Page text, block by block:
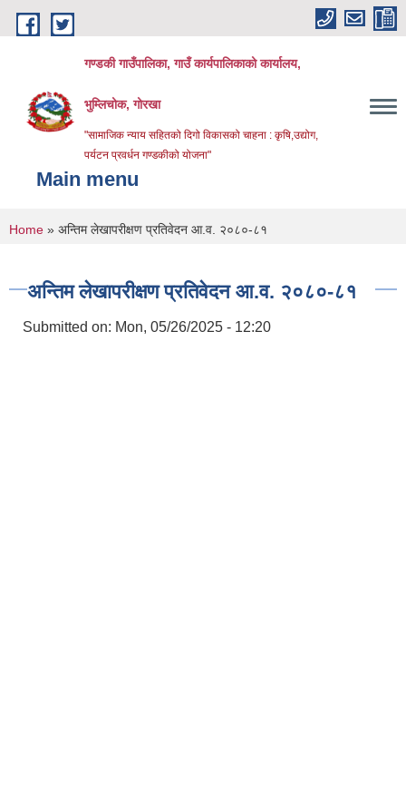
Skip to main content
गण्डकी गाउँपालिका, गाउँ कार्यपालिकाको कार्यालय,
भुम्लिचोक, गोरखा
"सामाजिक न्याय सहितको दिगो विकासको चाहना : कृषि,उद्योग,
पर्यटन प्रवर्धन गण्डकीको योजना"
Main menu
You are here
Home » अन्तिम लेखापरीक्षण प्रतिवेदन आ.व. २०८०-८१
अन्तिम लेखापरीक्षण प्रतिवेदन आ.व. २०८०-८१
Submitted on: Mon, 05/26/2025 - 12:20